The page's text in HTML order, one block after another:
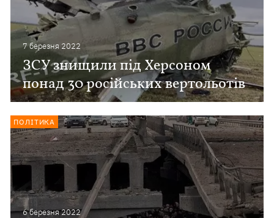
7 березня 2022
ЗСУ знищили під Херсоном
понад 30 російських вертольотів
6 березня 2022
ПОЛІТИКА